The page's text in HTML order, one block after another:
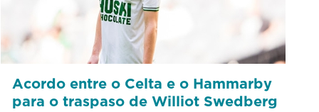
Acordo entre o Celta e o Hammarby
para o traspaso de Williot Swedberg